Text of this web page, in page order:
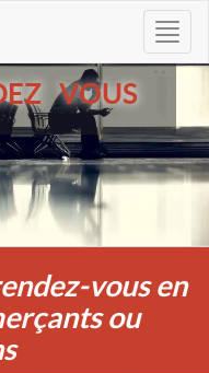
VOUS
vous en
ou